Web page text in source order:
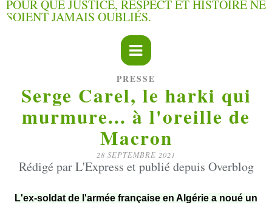
PRESSE
Serge Carel, le harki qui
murmure... à l'oreille de
Macron
28 SEPTEMBRE 2021
Rédigé par L'Express et publié depuis Overblog
L'ex-soldat de l'armée française en Algérie a noué un